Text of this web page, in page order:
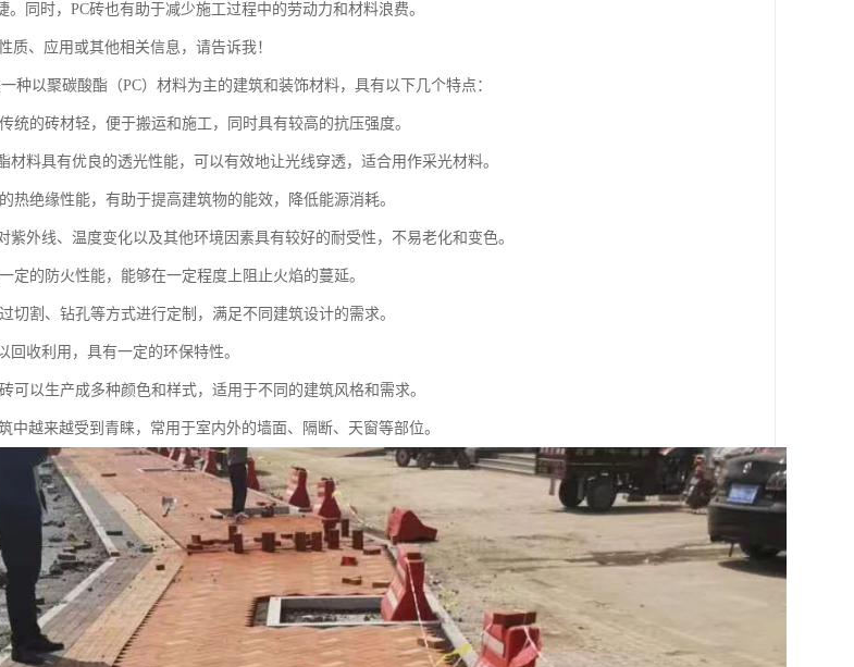
同时，PC砖也有助于减少施工过程中的劳动力和材料浪费。
质、应用或其他相关信息，请告诉我！
种以聚碳酸酯（PC）材料为主的建筑和装饰材料，具有以下几个特点：
统的砖材轻，便于搬运和施工，同时具有较高的抗压强度。
料具有优良的透光性能，可以有效地让光线穿透，适合用作采光材料。
热绝缘性能，有助于提高建筑物的能效，降低能源消耗。
外线、温度变化以及其他环境因素具有较好的耐受性，不易老化和变色。
定的防火性能，能够在一定程度上阻止火焰的蔓延。
切割、钻孔等方式进行定制，满足不同建筑设计的需求。
收利用，具有一定的环保特性。
可以生产成多种颜色和样式，适用于不同的建筑风格和需求。
中越来越受到青睐，常用于室内外的墙面、隔断、天窗等部位。